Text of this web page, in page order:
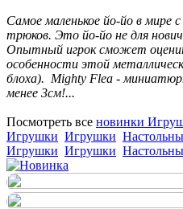
Самое маленькое йо-йо в мире
трюков. Это йо-йо не для
Опытный игрок сможет
особенности этой
блоха). Mighty Flea -
менее 3см!...
Посмотреть все новинки
Игрушки Игрушки
Игрушки Игрушки